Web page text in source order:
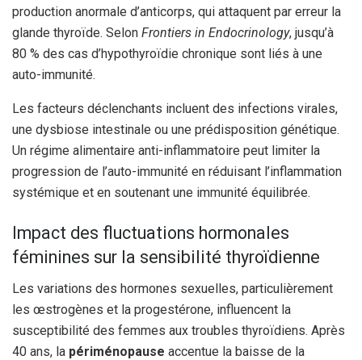
production anormale d’anticorps, qui attaquent par erreur la
glande thyroïde. Selon Frontiers in Endocrinology, jusqu’à
80 % des cas d’hypothyroïdie chronique sont liés à une
auto-immunité.
Les facteurs déclenchants incluent des infections virales,
une dysbiose intestinale ou une prédisposition génétique.
Un régime alimentaire anti-inflammatoire peut limiter la
progression de l’auto-immunité en réduisant l’inflammation
systémique et en soutenant une immunité équilibrée.
Impact des fluctuations hormonales
féminines sur la sensibilité thyroïdienne
Les variations des hormones sexuelles, particulièrement
les œstrogènes et la progestérone, influencent la
susceptibilité des femmes aux troubles thyroïdiens. Après
40 ans, la périménopause accentue la baisse de la